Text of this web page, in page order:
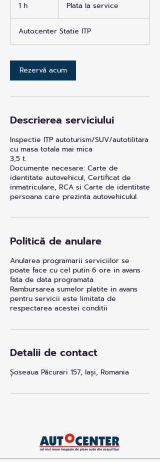
1 h
servicePlata la service
Autocenter Statie ITP
Rezervă acum
Descrierea serviciului
Inspectie ITP autoturism/SUV/autotilitara
cu masa totala mai mica
3,5 t.
Documente necesare: Carte de
identitate autovehicul, Certificat de
inmatriculare, RCA si Carte de identitate
persoana care prezinta autovehiculul.
Politică de anulare
Anularea programarii serviciilor se
poate face cu cel putin 6 ore in avans
fata de data programata.
Rambursarea sumelor platite in avans
pentru servicii este limitata de
respectarea acestei conditii
Detalii de contact
Șoseaua Păcurari 157, Iași, Romania